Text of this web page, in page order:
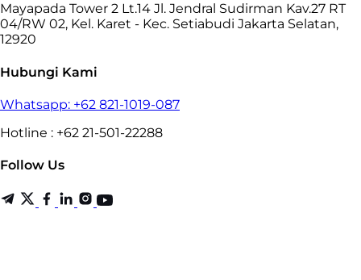
Mayapada Tower 2 Lt.14 Jl. Jendral Sudirman Kav.27 RT
04/RW 02, Kel. Karet - Kec. Setiabudi Jakarta Selatan,
12920
Hubungi Kami
Whatsapp: +62 821-1019-087
Hotline : +62 21-501-22288
Follow Us